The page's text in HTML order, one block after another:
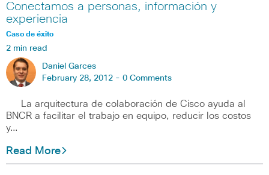
Conectamos a personas, información y
experiencia
Caso de éxito
2 min read
Daniel Garces
February 28, 2012 - 0 Comments
La arquitectura de colaboración de Cisco ayuda al
BNCR a facilitar el trabajo en equipo, reducir los costos
y…
Read More